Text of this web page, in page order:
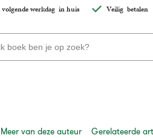
volgende werkdagin huis Veiligbetalen
Meer van deze auteur Gerelateerde